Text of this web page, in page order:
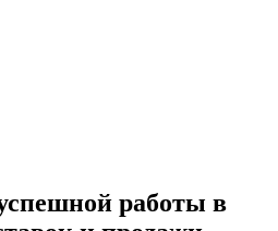
работы в